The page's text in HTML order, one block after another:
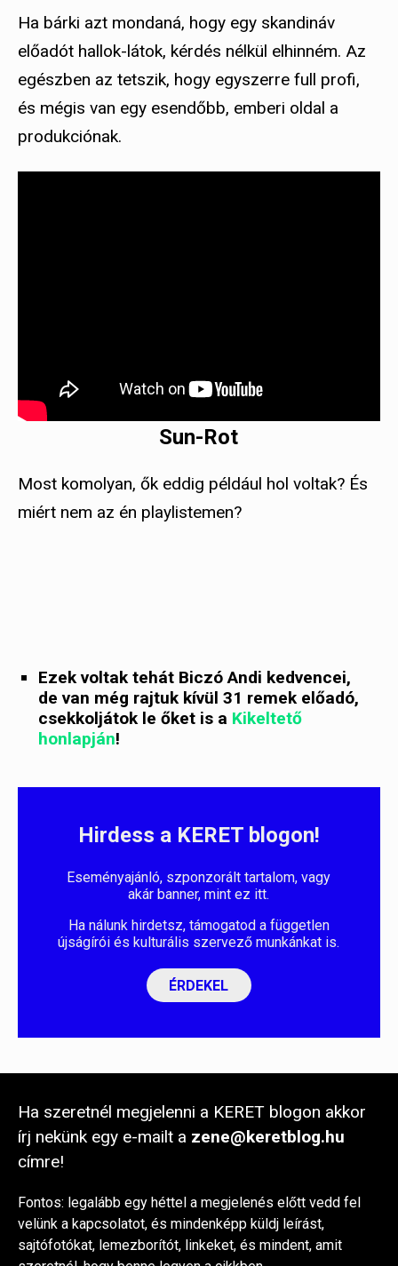
Ha bárki azt mondaná, hogy egy skandináv
előadót hallok-látok, kérdés nélkül elhinném. Az
egészben az tetszik, hogy egyszerre full profi,
és mégis van egy esendőbb, emberi oldal a
produkciónak.
Sun-Rot
Most komolyan, ők eddig például hol voltak? És
miért nem az én playlistemen?
Ezek voltak tehát Biczó Andi kedvencei,
de van még rajtuk kívül 31 remek előadó,
csekkoljátok le őket is a Kikeltető
honlapján!
Hirdess a KERET blogon!
Eseményajánló, szponzorált tartalom, vagy
akár banner, mint ez itt.
Ha nálunk hirdetsz, támogatod a független
újságírói és kulturális szervező munkánkat is.
ÉRDEKEL
Ha szeretnél megjelenni a KERET blogon akkor
írj nekünk egy e-mailt a zene@keretblog.hu
címre!
Fontos: legalább egy héttel a megjelenés előtt vedd fel
velünk a kapcsolatot, és mindenképp küldj leírást,
sajtófotókat, lemezborítót, linkeket, és mindent, amit